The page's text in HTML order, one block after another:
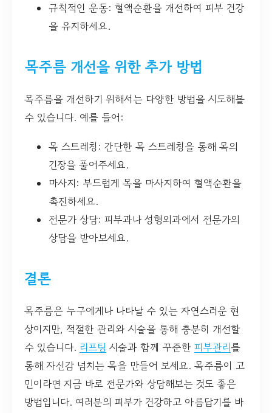
규칙적인 운동: 혈액순환을 개선하여 피부 건강
을 유지하세요.
목주름 개선을 위한 추가 방법
목주름을 개선하기 위해서는 다양한 방법을 시도해볼
수 있습니다. 예를 들어:
목 스트레칭: 간단한 목 스트레칭을 통해 목의
긴장을 풀어주세요.
마사지: 부드럽게 목을 마사지하여 혈액순환을
촉진하세요.
전문가 상담: 피부과나 성형외과에서 전문가의
상담을 받아보세요.
결론
목주름은 누구에게나 나타날 수 있는 자연스러운 현
상이지만, 적절한 관리와 시술을 통해 충분히 개선할
수 있습니다. 리프팅 시술과 함께 꾸준한 피부관리를
통해 자신감 넘치는 목을 만들어 보세요. 목주름이 고
민이라면 지금 바로 전문가와 상담해보는 것도 좋은
방법입니다. 여러분의 피부가 건강하고 아름답기를 바